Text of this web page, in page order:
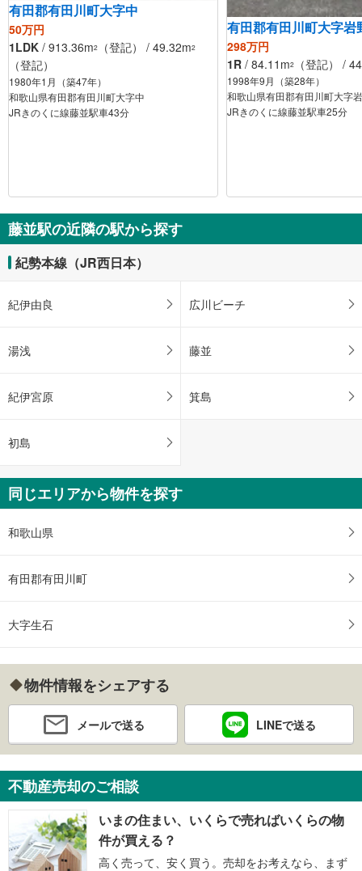
有田郡有田川町大字中
50万円
1LDK / 913.36m2 （登記） / 49.32m2
（登記）
1980年1月（築47年）
和歌山県有田郡有田川町大字中
JRきのくに線藤並駅車43分
有田郡有田川町大字岩
298万円
1R / 84.11m2 （登記） /
1998年9月（築28年）
和歌山県有田郡有田川町大字
JRきのくに線藤並駅車25分
藤並駅の近隣の駅から探す
紀勢本線（JR西日本）
紀伊由良 広川ビーチ
湯浅 藤並
紀伊宮原 箕島
初島
同じエリアから物件を探す
和歌山県
有田郡有田川町
大字生石
物件情報をシェアする
メールで送る LINEで送る
不動産売却のご相談
いまの住まい、いくらで売ればいくらの物
件が買える？
高く売って、安く買う。売却をお考えなら、まず